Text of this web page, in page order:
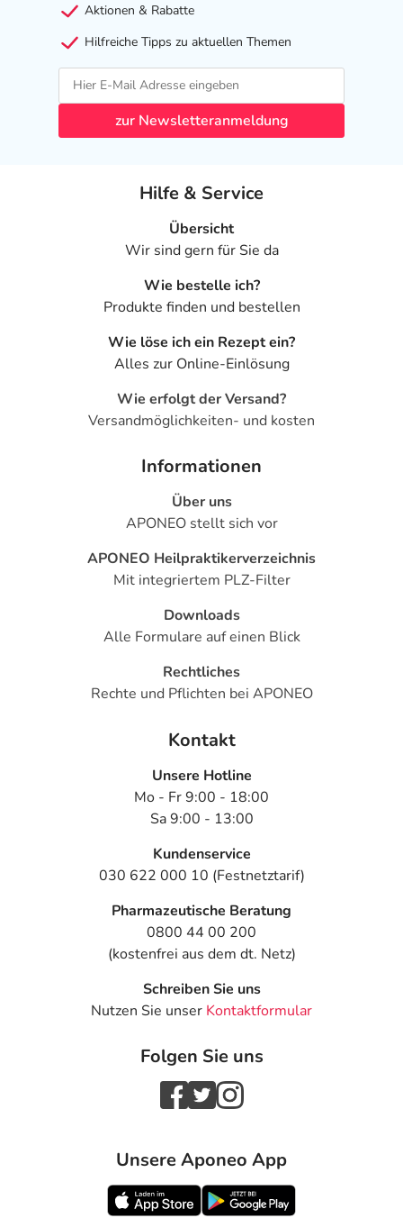
Aktionen & Rabatte
Hilfreiche Tipps zu aktuellen Themen
zur Newsletteranmeldung
Hilfe & Service
Übersicht
Wir sind gern für Sie da
Wie bestelle ich?
Produkte finden und bestellen
Wie löse ich ein Rezept ein?
Alles zur Online-Einlösung
Wie erfolgt der Versand?
Versandmöglichkeiten- und kosten
Informationen
Über uns
APONEO stellt sich vor
APONEO Heilpraktikerverzeichnis
Mit integriertem PLZ-Filter
Downloads
Alle Formulare auf einen Blick
Rechtliches
Rechte und Pflichten bei APONEO
Kontakt
Unsere Hotline
Mo - Fr 9:00 - 18:00
Sa 9:00 - 13:00
Kundenservice
030 622 000 10 (Festnetztarif)
Pharmazeutische Beratung
0800 44 00 200
(kostenfrei aus dem dt. Netz)
Schreiben Sie uns
Nutzen Sie unser Kontaktformular
Folgen Sie uns
Unsere Aponeo App